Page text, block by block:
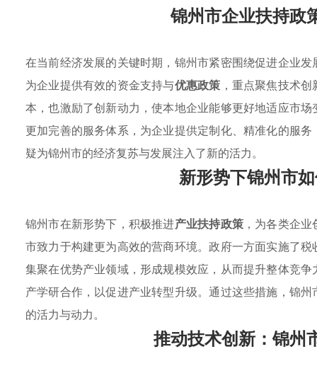
锦州市企业扶持政
在当前经济发展的关键时期，锦州市紧密围绕促进企业
为企业提供有效的资金支持与优惠政策 ，重点聚焦技术
本，也激励了创新动力，使本地企业能够更好地适应市
更加完善的服务体系，为企业提供定制化、精准化的服
疑为锦州市的经济复苏与发展注入了新的活力。
新形势下锦州市
锦州市在新形势下，积极推进产业扶持政策，为各类企业
市致力于构建更为高效的营商环境。政府一方面实施了
集聚在优势产业领域，形成规模效应，从而提升整体竞
产学研合作，以促进产业转型升级。通过这些措施，锦
的活力与动力。
推动技术创新：锦州